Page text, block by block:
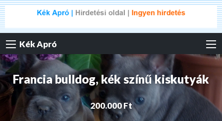
Kék Apró
Francia bulldog, kék színű kiskutyák
200.000 Ft